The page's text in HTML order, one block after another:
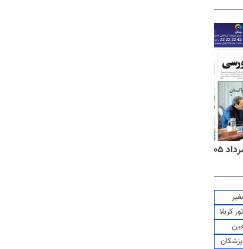
تور کربلا